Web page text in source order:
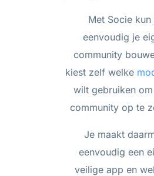
Met Socie kun
eenvoudig je
community
kiest zelf welke
wilt gebruiken
community op te
Je maakt
eenvoudig een
veilige app en